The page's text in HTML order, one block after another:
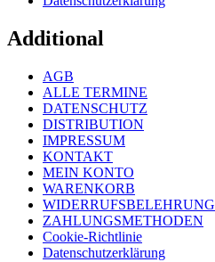
Additional
AGB
ALLE TERMINE
DATENSCHUTZ
DISTRIBUTION
IMPRESSUM
KONTAKT
MEIN KONTO
WARENKORB
WIDERRUFSBELEHRUNG
ZAHLUNGSMETHODEN
Cookie-Richtlinie
Datenschutzerklärung